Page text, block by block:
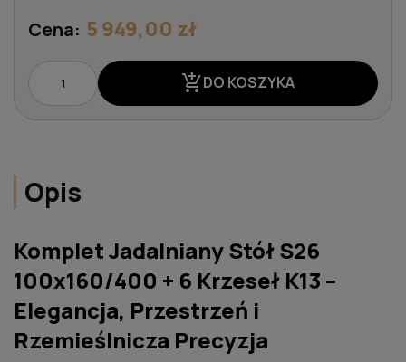
Cena: 5 949,00 zł
add_shopping_cartDO KOSZYKA
Opis
Komplet Jadalniany Stół S26
100x160/400 + 6 Krzeseł K13 –
Elegancja, Przestrzeń i
Rzemieślnicza Precyzja